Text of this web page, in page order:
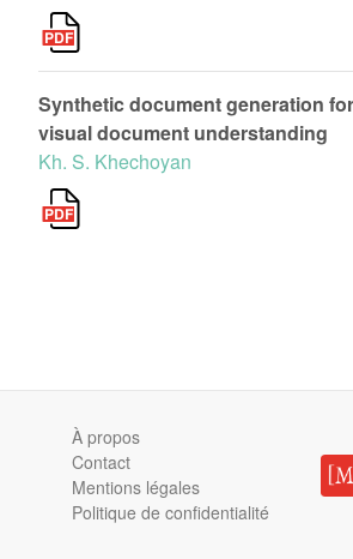
Synthetic document generation
visual document understanding
Kh. S. Khechoyan
À propos
Contact
Mentions légales
Politique de confidentialité